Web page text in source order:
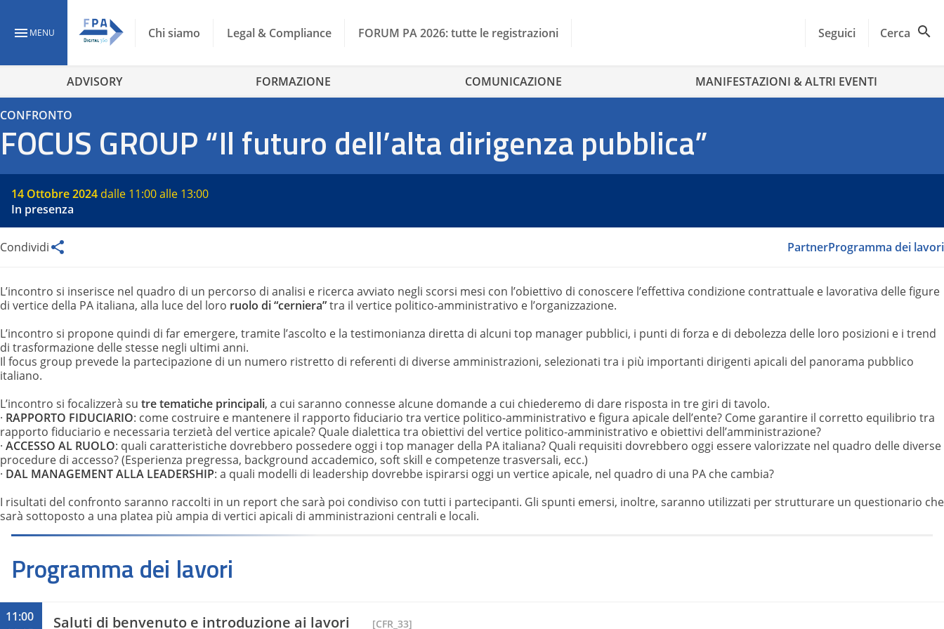
MENU Chi siamo Legal & Compliance FORUM PA 2026: tutte le registrazioni Seguici Cerca
ADVISORY FORMAZIONE COMUNICAZIONE MANIFESTAZIONI & ALTRI EVENTI
CONFRONTO
FOCUS GROUP “Il futuro dell’alta dirigenza pubblica”
14 Ottobre 2024 dalle 11:00 alle 13:00
In presenza
Condividi PartnerProgramma dei lavori
L’incontro si inserisce nel quadro di un percorso di analisi e ricerca avviato negli scorsi mesi con l’obiettivo di conoscere l’effettiva condizione contrattuale e lavorativa delle figure
di vertice della PA italiana, alla luce del loro ruolo di “cerniera”tra il vertice politico-amministrativo e l’organizzazione.
L’incontro si propone quindi di far emergere, tramite l’ascolto e la testimonianza diretta di alcuni top manager pubblici, i punti di forza e di debolezza delle loro posizioni e i trend
di trasformazione delle stesse negli ultimi anni.
Il focus group prevede la partecipazione di un numero ristretto di referenti di diverse amministrazioni, selezionati tra i più importanti dirigenti apicali del panorama pubblico
italiano.
L’incontro si focalizzerà su tre tematiche principali, a cui saranno connesse alcune domande a cui chiederemo di dare risposta in tre giri di tavolo.
· RAPPORTO FIDUCIARIO: come costruire e mantenere il rapporto fiduciario tra vertice politico-amministrativo e figura apicale dell’ente? Come garantire il corretto equilibrio tra
rapporto fiduciario e necessaria terzietà del vertice apicale? Quale dialettica tra obiettivi del vertice politico-amministrativo e obiettivi dell’amministrazione?
· ACCESSO AL RUOLO: quali caratteristiche dovrebbero possedere oggi i top manager della PA italiana? Quali requisiti dovrebbero oggi essere valorizzate nel quadro delle diverse
procedure di accesso? (Esperienza pregressa, background accademico, soft skill e competenze trasversali, ecc.)
· DAL MANAGEMENT ALLA LEADERSHIP: a quali modelli di leadership dovrebbe ispirarsi oggi un vertice apicale, nel quadro di una PA che cambia?
I risultati del confronto saranno raccolti in un report che sarà poi condiviso con tutti i partecipanti. Gli spunti emersi, inoltre, saranno utilizzati per strutturare un questionario che
sarà sottoposto a una platea più ampia di vertici apicali di amministrazioni centrali e locali.
Programma dei lavori
11:00
Saluti di benvenuto e introduzione ai lavori [CFR_33]